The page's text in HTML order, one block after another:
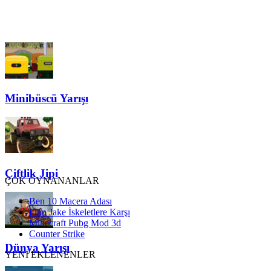
Minibüscü Yarışı
Çiftlik Jipi
Dünya Yarışı
ÇOK OYNANANLAR
Ben 10 Macera Adası
Finn Jake İskeletlere Karşı
Minecraft Pubg Mod 3d
Counter Strike
YENİ EKLENENLER